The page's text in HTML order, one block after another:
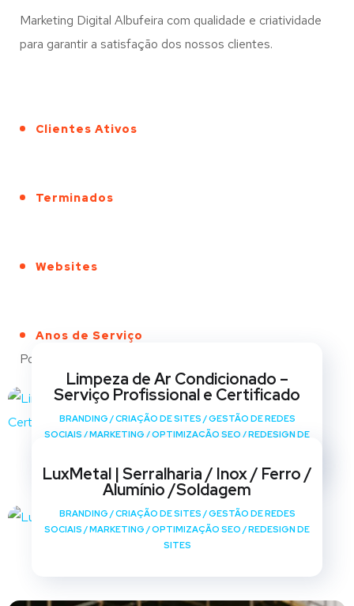
Marketing Digital Albufeira com qualidade e criatividade
para garantir a satisfação dos nossos clientes.
Clientes Ativos
Terminados
Websites
Anos de Serviço
Portfólio
Limpeza de Ar Condicionado –
Serviço Profissional e Certificado
BRANDING /CRIAÇÃO DE SITES /GESTÃO DE REDES
SOCIAIS /MARKETING /OPTIMIZAÇÃO SEO /REDESIGN DE
LuxMetal | Serralharia / Inox / Ferro /
Alumínio /Soldagem
BRANDING /CRIAÇÃO DE SITES /GESTÃO DE REDES
SOCIAIS /MARKETING /OPTIMIZAÇÃO SEO /REDESIGN DE
SITES